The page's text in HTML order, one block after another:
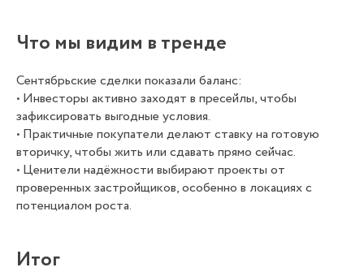
Что мы видим в тренде
Сентябрьские сделки показали баланс:
• Инвесторы активно заходят в пресейлы, чтобы
зафиксировать выгодные условия.
• Практичные покупатели делают ставку на готовую
вторичку, чтобы жить или сдавать прямо сейчас.
• Ценители надёжности выбирают проекты от
проверенных застройщиков, особенно в локациях с
потенциалом роста.
Итог